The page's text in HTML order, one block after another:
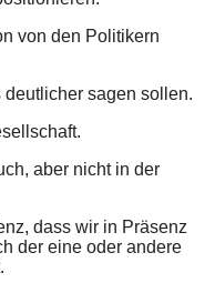
von den Politikern
sagen sollen.
aber nicht in der
dass wir in Präsenz
der eine oder andere